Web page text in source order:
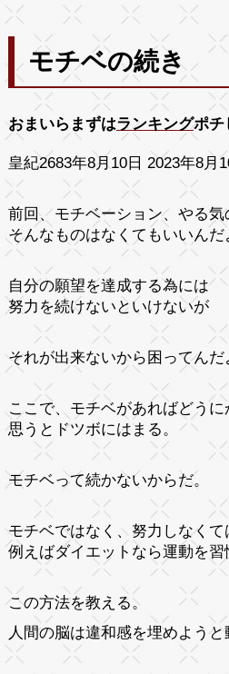
モチベの続き
おまいらまずはランキングポチ
皇紀2683年8月10日 2023年8月
前回、モチベーション、やる
そんなものはなくてもいいんだ
自分の願望を達成する為には
努力を続けないといけないが
それが出来ないから困ってんだ
ここで、モチベがあればどうに
思うとドツボにはまる。
モチベって続かないからだ。
モチベではなく、努力しなくて
例えばダイエットなら運動を習
この方法を教える。
人間の脳は違和感を埋めようと